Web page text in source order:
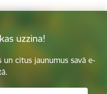
uzzina!
citus jaunumus savā e-